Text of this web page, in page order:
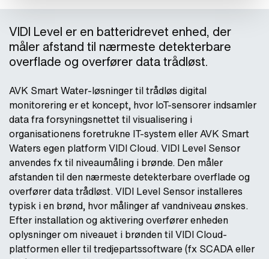
VIDI Level er en batteridrevet enhed, der
måler afstand til nærmeste detekterbare
overflade og overfører data trådløst.
AVK Smart Water-løsninger til trådløs digital
monitorering er et koncept, hvor IoT-sensorer indsamler
data fra forsyningsnettet til visualisering i
organisationens foretrukne IT-system eller AVK Smart
Waters egen platform VIDI Cloud. VIDI Level Sensor
anvendes fx til niveaumåling i brønde. Den måler
afstanden til den nærmeste detekterbare overflade og
overfører data trådløst. VIDI Level Sensor installeres
typisk i en brønd, hvor målinger af vandniveau ønskes.
Efter installation og aktivering overfører enheden
oplysninger om niveauet i brønden til VIDI Cloud-
platformen eller til tredjepartssoftware (fx SCADA eller